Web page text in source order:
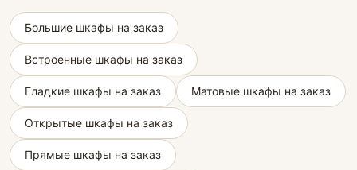
Большие шкафы на заказ
Встроенные шкафы на заказ
Гладкие шкафы на заказ Матовые шкафы на заказ
Открытые шкафы на заказ
Прямые шкафы на заказ